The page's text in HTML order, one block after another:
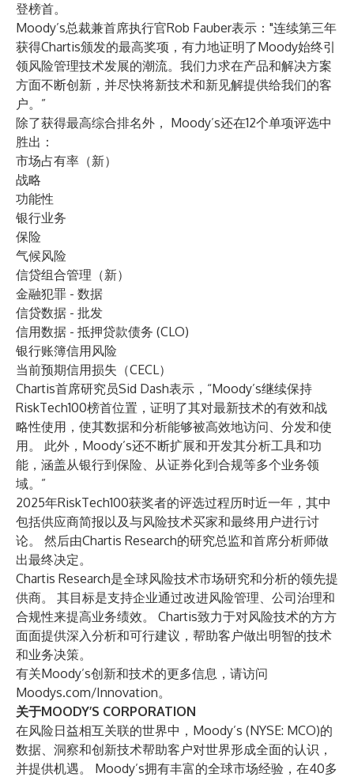
登榜首。
Moody’s总裁兼首席执行官Rob Fauber表示："连续第三年
获得Chartis颁发的最高奖项，有力地证明了Moody始终引
领风险管理技术发展的潮流。我们力求在产品和解决方案
方面不断创新，并尽快将新技术和新见解提供给我们的客
户。”
除了获得最高综合排名外， Moody’s还在12个单项评选中
胜出：
市场占有率（新）
战略
功能性
银行业务
保险
气候风险
信贷组合管理（新）
金融犯罪 - 数据
信贷数据 - 批发
信用数据 - 抵押贷款债务 (CLO)
银行账簿信用风险
当前预期信用损失（CECL）
Chartis首席研究员Sid Dash表示，“Moody’s继续保持
RiskTech100榜首位置，证明了其对最新技术的有效和战
略性使用，使其数据和分析能够被高效地访问、分发和使
用。 此外，Moody’s还不断扩展和开发其分析工具和功
能，涵盖从银行到保险、从证券化到合规等多个业务领
域。”
2025年RiskTech100获奖者的评选过程历时近一年，其中
包括供应商简报以及与风险技术买家和最终用户进行讨
论。 然后由Chartis Research的研究总监和首席分析师做
出最终决定。
Chartis Research是全球风险技术市场研究和分析的领先提
供商。 其目标是支持企业通过改进风险管理、公司治理和
合规性来提高业务绩效。 Chartis致力于对风险技术的方方
面面提供深入分析和可行建议，帮助客户做出明智的技术
和业务决策。
有关Moody’s创新和技术的更多信息，请访问
Moodys.com/Innovation。
关于MOODY’S CORPORATION
在风险日益相互关联的世界中，Moody’s (NYSE: MCO)的
数据、洞察和创新技术帮助客户对世界形成全面的认识，
并提供机遇。 Moody’s拥有丰富的全球市场经验，在40多